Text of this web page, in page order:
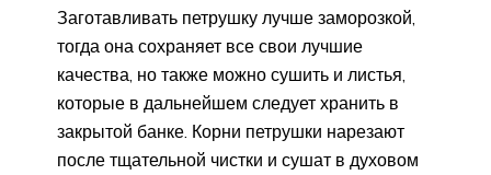
Заготавливать петрушку лучше заморозкой,
тогда она сохраняет все свои лучшие
качества, но также можно сушить и листья,
которые в дальнейшем следует хранить в
закрытой банке. Корни петрушки нарезают
после тщательной чистки и сушат в духовом